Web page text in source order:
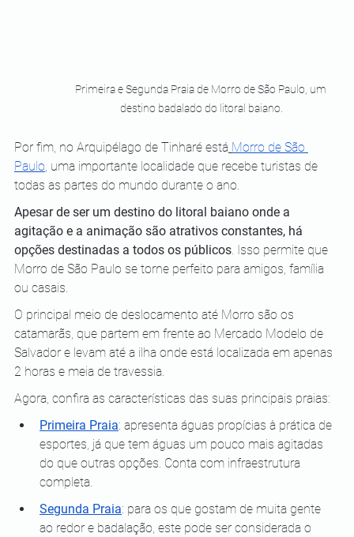
Primeira e Segunda Praia de Morro de São Paulo, um
destino badalado do litoral baiano.
Por fim, no Arquipélago de Tinharé está Morro de São
Paulo, uma importante localidade que recebe turistas de
todas as partes do mundo durante o ano.
Apesar de ser um destino do litoral baiano onde a
agitação e a animação são atrativos constantes, há
opções destinadas a todos os públicos. Isso permite que
Morro de São Paulo se torne perfeito para amigos, família
ou casais.
O principal meio de deslocamento até Morro são os
catamarãs, que partem em frente ao Mercado Modelo de
Salvador e levam até a ilha onde está localizada em apenas
2 horas e meia de travessia.
Agora, confira as características das suas principais praias:
Primeira Praia: apresenta águas propícias à prática de
esportes, já que tem águas um pouco mais agitadas
do que outras opções. Conta com infraestrutura
completa.
Segunda Praia: para os que gostam de muita gente
ao redor e badalação, este pode ser considerada o